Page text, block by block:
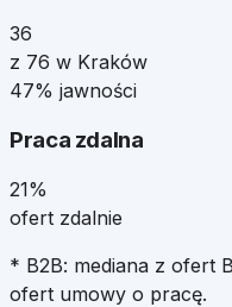
36
z 76 w Kraków
47% jawności
Praca zdalna
21%
ofert zdalnie
* B2B: mediana z ofert
ofert umowy o pracę.